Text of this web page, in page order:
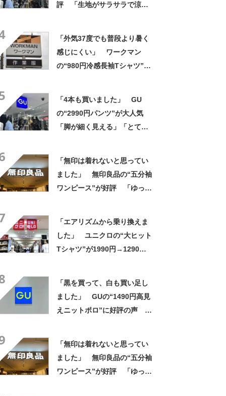
評 「生地がサラサラで涼し
「外気37度でも普段より暑く
感じにくい」 ワークマン
の“980円冷感長袖Tシャツ”
「4本も買いました」 GU
の“2990円パンツ”が大人気
「脚が細く見える」「とても
「無印は着れないと思ってい
ました」 無印良品の“五分袖
ワンピース”が好評 「ゆった
「エアリズムから乗り換えま
した」 ユニクロの“大ヒット
Tシャツ”が1990円→1290円
「黒を買って、白も買い足し
ました」 GUの“1490円高見
えニットポロ”に好評の声
「無印は着れないと思ってい
ました」 無印良品の“五分袖
ワンピース”が好評 「ゆった